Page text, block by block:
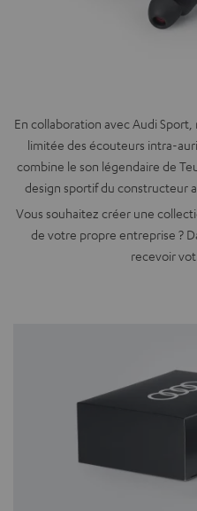
En collaboration avec Audi
limitée des écouteurs intra-
combine le son légendaire de
design sportif du constructeur
Vous souhaitez créer une
de votre propre entreprise ?
recevoir